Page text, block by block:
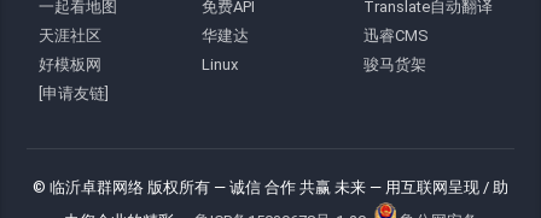
一起看地图
免费API
Translate自动翻译
天涯社区
华建达
迅睿CMS
好模板网
Linux
骏马货架
[申请友链]
© 临沂卓群网络 版权所有 — 诚信 合作 共赢 未来 — 用互联网呈现 / 助